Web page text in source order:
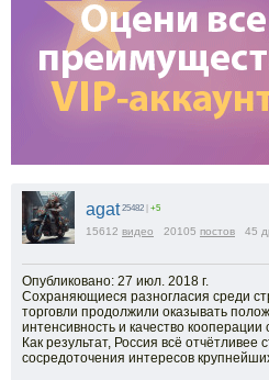
agat 25482 +5
15612 видео 20105 постов 45
Опубликовано: 27 июл. 2018 г.
Сохраняющиеся разногласия среди
торговли продолжили оказывать
интенсивность и качество
Как результат, Россия всё отчётливее
сосредоточения интересов